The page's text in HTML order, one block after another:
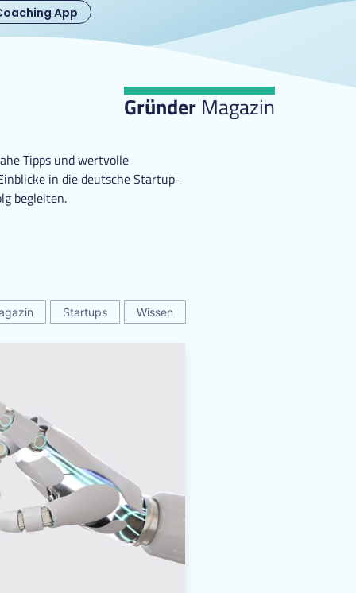
App
Gründer Magazin
Tipps und wertvolle
in die deutsche Startup-
begleiten.
Startups Wissen